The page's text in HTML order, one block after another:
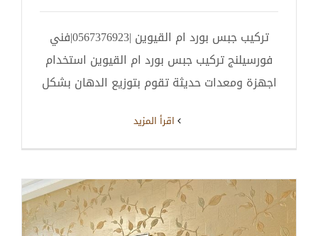
تركيب جبس بورد ام القيوين |0567376923|فني
فورسيلنج تركيب جبس بورد ام القيوين استخدام
اجهزة ومعدات حديثة تقوم بتوزيع الدهان بشكل